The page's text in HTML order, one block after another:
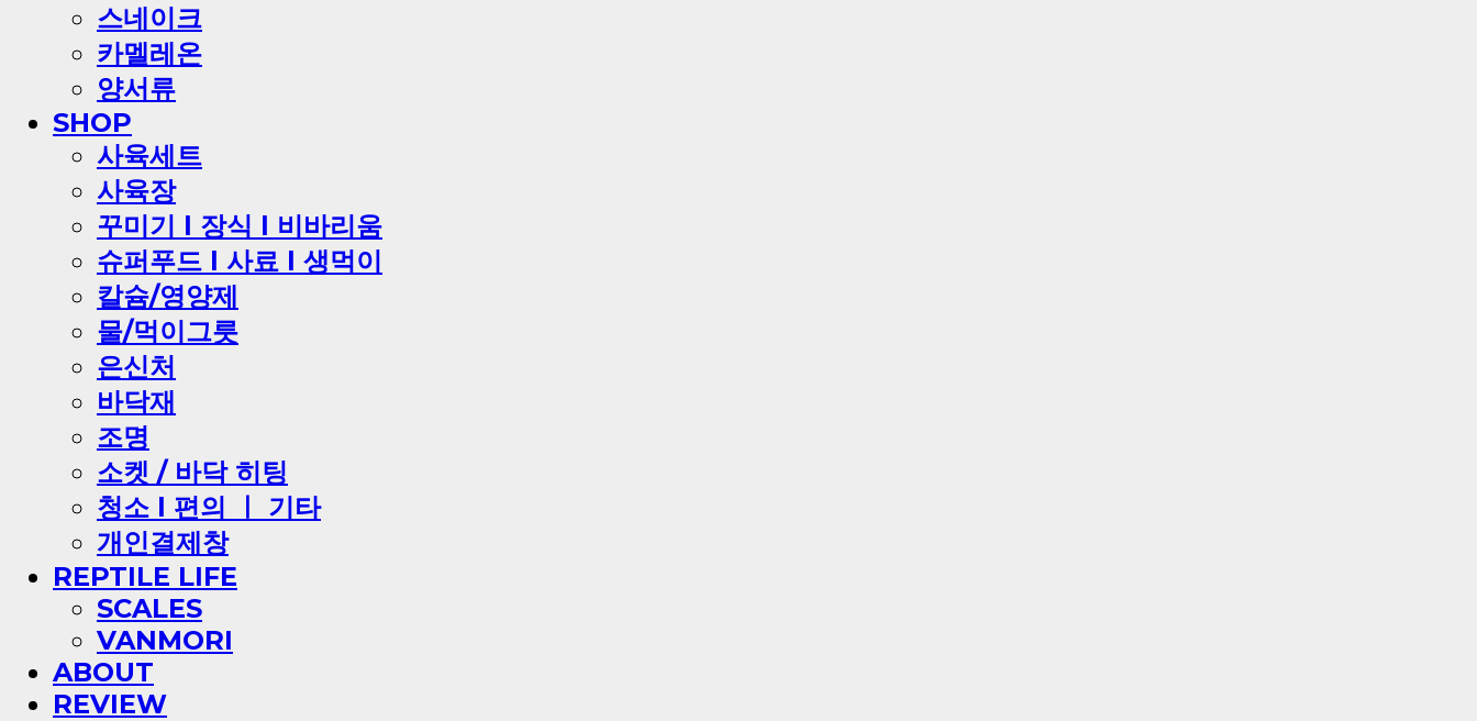
스네이크
카멜레온
양서류
SHOP
사육세트
사육장
꾸미기 l 장식 l 비바리움
슈퍼푸드 l 사료 l 생먹이
칼슘/영양제
물/먹이그릇
은신처
바닥재
조명
소켓 / 바닥 히팅
청소 l 편의 ㅣ 기타
개인결제창
REPTILE LIFE
SCALES
VANMORI
ABOUT
REVIEW